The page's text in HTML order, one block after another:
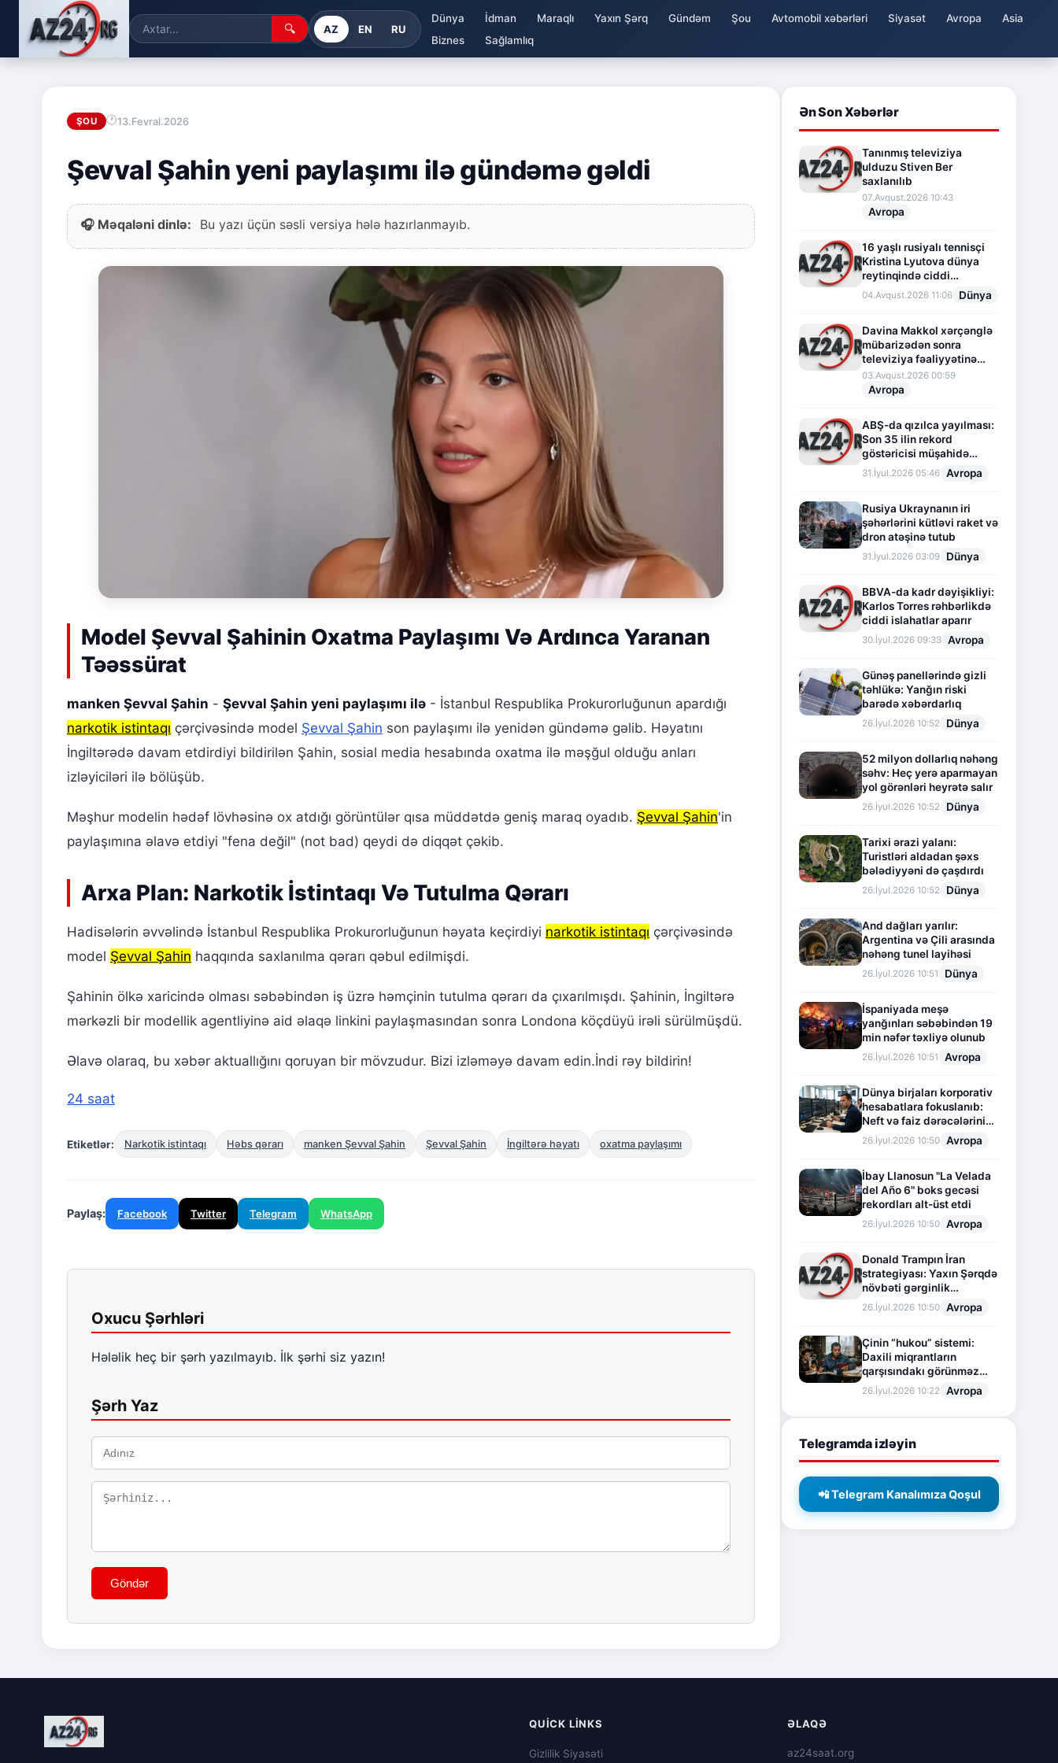
🔍 AZ EN RU
Dünya İdman Maraqlı Yaxın Şərq Gündəm Şou Avtomobil xəbərləri Siyasət Avropa
Asia
Biznes
Sağlamlıq
ŞOU 13.Fevral.2026
Şevval Şahin yeni paylaşımı ilə gündəmə gəldi
🎧 Məqaləni dinlə: Bu yazı üçün səsli versiya hələ hazırlanmayıb.
Model Şevval Şahinin Oxatma Paylaşımı Və Ardınca Yaranan
Təəssürat
manken Şevval Şahin - Şevval Şahin yeni paylaşımı ilə - İstanbul Respublika Prokurorluğunun apardığı
narkotik istintaqı çərçivəsində model Şevval Şahin son paylaşımı ilə yenidən gündəmə gəlib. Həyatını
İngiltərədə davam etdirdiyi bildirilən Şahin, sosial media hesabında oxatma ilə məşğul olduğu anları
izləyiciləri ilə bölüşüb.
Məşhur modelin hədəf lövhəsinə ox atdığı görüntülər qısa müddətdə geniş maraq oyadıb. Şevval Şahin'in
paylaşımına əlavə etdiyi "fena değil" (not bad) qeydi də diqqət çəkib.
Arxa Plan: Narkotik İstintaqı Və Tutulma Qərarı
Hadisələrin əvvəlində İstanbul Respublika Prokurorluğunun həyata keçirdiyi narkotik istintaqı çərçivəsində
model Şevval Şahin haqqında saxlanılma qərarı qəbul edilmişdi.
Şahinin ölkə xaricində olması səbəbindən iş üzrə həmçinin tutulma qərarı da çıxarılmışdı. Şahinin, İngiltərə
mərkəzli bir modellik agentliyinə aid əlaqə linkini paylaşmasından sonra Londona köçdüyü irəli sürülmüşdü.
Əlavə olaraq, bu xəbər aktuallığını qoruyan bir mövzudur. Bizi izləməyə davam edin.İndi rəy bildirin!
24 saat
Etiketlər: Narkotik istintaqı Həbs qərarı manken Şevval Şahin Şevval Şahin İngiltərə həyatı oxatma paylaşımı
Paylaş: Facebook Twitter Telegram WhatsApp
Oxucu Şərhləri
Hələlik heç bir şərh yazılmayıb. İlk şərhi siz yazın!
Şərh Yaz
Göndər
Ən Son Xəbərlər
Tanınmış televiziya
ulduzu Stiven Ber
saxlanılıb
07.Avqust.2026 10:43
Avropa
16 yaşlı rusiyalı tennisçi
Kristina Lyutova dünya
reytinqində ciddi
irəliləyişə imza atdı
04.Avqust.2026 11:06 Dünya
Davina Makkol xərçənglə
mübarizədən sonra
televiziya fəaliyyətinə
fasilə verir
03.Avqust.2026 00:59
Avropa
ABŞ-da qızılca yayılması:
Son 35 ilin rekord
göstəricisi müşahidə
olunur
31.İyul.2026 05:46 Avropa
Rusiya Ukraynanın iri
şəhərlərini kütləvi raket və
dron atəşinə tutub
31.İyul.2026 03:09 Dünya
BBVA-da kadr dəyişikliyi:
Karlos Torres rəhbərlikdə
ciddi islahatlar aparır
30.İyul.2026 09:33 Avropa
Günəş panellərində gizli
təhlükə: Yanğın riski
barədə xəbərdarlıq
26.İyul.2026 10:52 Dünya
52 milyon dollarlıq nəhəng
səhv: Heç yerə aparmayan
yol görənləri heyrətə salır
26.İyul.2026 10:52 Dünya
Tarixi ərazi yalanı:
Turistləri aldadan şəxs
bələdiyyəni də çaşdırdı
26.İyul.2026 10:52 Dünya
And dağları yarılır:
Argentina və Çili arasında
nəhəng tunel layihəsi
26.İyul.2026 10:51 Dünya
İspaniyada meşə
yanğınları səbəbindən 19
min nəfər təxliyə olunub
26.İyul.2026 10:51 Avropa
Dünya birjaları korporativ
hesabatlara fokuslanıb:
Neft və faiz dərəcələrinin
təsiri altında cari vəziyyət
26.İyul.2026 10:50 Avropa
İbay Llanosun "La Velada
del Año 6" boks gecəsi
rekordları alt-üst etdi
26.İyul.2026 10:50 Avropa
Donald Trampın İran
strategiyası: Yaxın Şərqdə
növbəti gərginlik
mərhələsi
26.İyul.2026 10:50 Avropa
Çinin “hukou” sistemi:
Daxili miqrantların
qarşısındakı görünməz
sədd
26.İyul.2026 10:22 Avropa
Telegramda izləyin
📲 Telegram Kanalımıza Qoşul
QUICK LINKS
Gizlilik Siyasəti
ƏLAQƏ
az24saat.org